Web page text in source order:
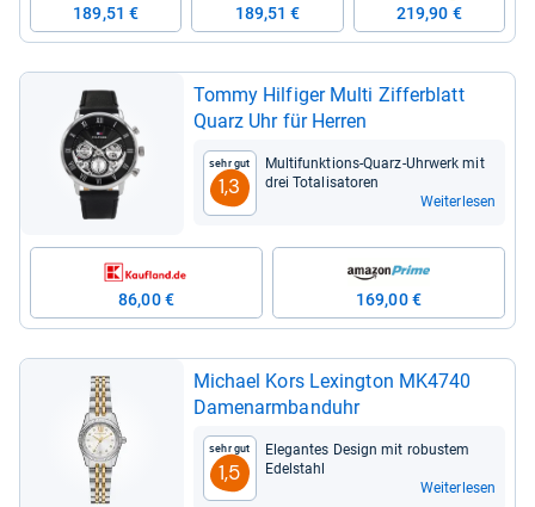
189,51 € 189,51 € 219,90 €
Tommy Hil­fi­ger Multi Zif­fer­blatt
Quarz Uhr für Her­ren
Sehr gut
1,3
Mul­ti­funk­ti­ons-​Quarz-​Uhr­werk mit
drei Tota­li­sa­to­ren
Weiterlesen
86,00 € 169,00 €
Michael Kors Lexing­ton MK4740
Damen­arm­band­uhr
Sehr gut
1,5
Ele­gan­tes Design mit robus­tem
Edel­stahl
Weiterlesen